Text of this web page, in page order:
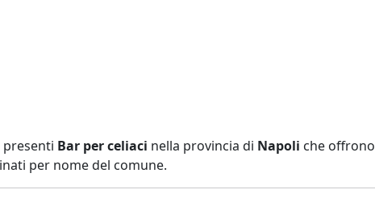
Bar per celiaci nella provincia di Napoli che offrono
per nome del comune.